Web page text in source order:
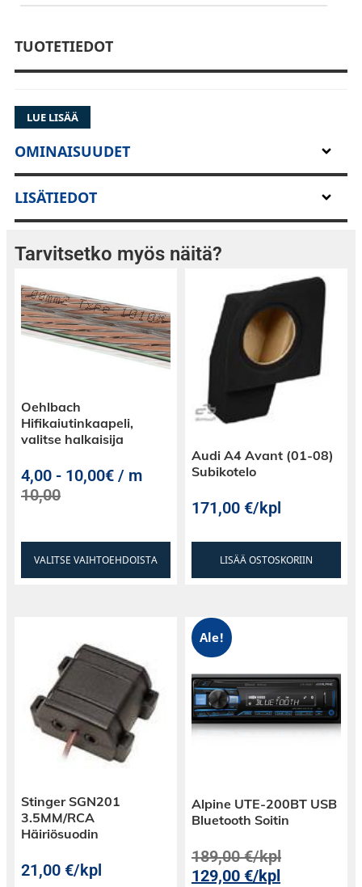
TUOTETIEDOT
LUE LISÄÄ
OMINAISUUDET
LISÄTIEDOT
Tarvitsetko myös näitä?
Oehlbach
Hifikaiutinkaapeli,
valitse halkaisija
4,00 - 10,00€ / m
10,00
VALITSE VAIHTOEHDOISTA
Audi A4 Avant (01-08)
Subikotelo
171,00€/kpl
LISÄÄ OSTOSKORIIN
Stinger SGN201
3.5MM/RCA
Häiriösuodin
21,00€/kpl
Ale!
Alpine UTE-200BT USB
Bluetooth Soitin
189,00€/kpl
129,00€/kpl